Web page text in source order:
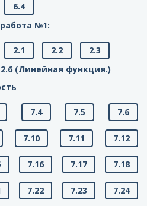
6.4
№1:
2.1 2.2
2.3
(Линейная функция.)
7.4 7.5 7.6
7.10 7.11 7.12
7.16 7.17 7.18
7.22 7.23 7.24